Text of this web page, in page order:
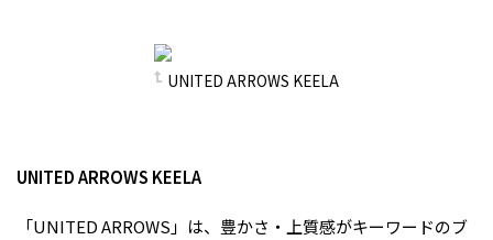
UNITED ARROWS KEELA
UNITED ARROWS KEELA
「UNITED ARROWS」は、豊かさ・上質感がキーワードのブ